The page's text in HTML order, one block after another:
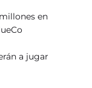
en
a jugar